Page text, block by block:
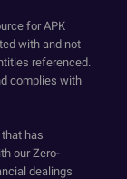
for APK
with and not
referenced.
complies with
has
our Zero-
dealings